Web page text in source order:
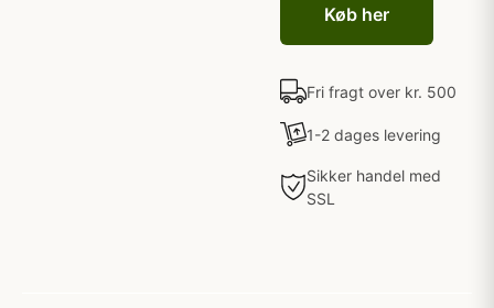
Køb her
Fri fragt over kr. 500
1-2 dages levering
Sikker handel med
SSL